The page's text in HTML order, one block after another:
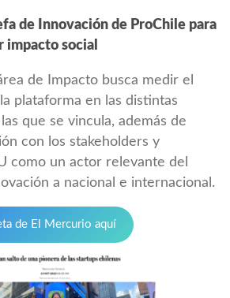
de Innovación de ProChile para
impacto social
de Impacto busca medir el
plataforma en las distintas
que se vincula, además de
con los stakeholders y
como un actor relevante del
a nacional e internacional.
de El Mercurio aquí